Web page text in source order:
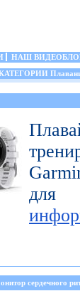
НАШ
для
сердечного